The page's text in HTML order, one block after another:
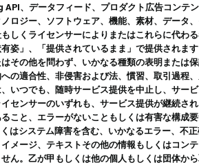
、データフィード、プロダクト広告コンテ
ロジー、ソフトウェア、機能、素材、データ
しくライセンサーによりまたはこれらに代わ
姿」、「提供されているまま」で提供されま
その他を問わず、いかなる種類の表明または
の適合性、非侵害および法、慣習、取引過程
いつでも、随時サービス提供を中止し、サー
センサーのいずれも、サービス提供が継続さ
こと、エラーがないこともしくは有害な構成
はシステム障害を含む、いかなるエラー、不
メージ、テキストその他の情報もしくはコン
ん。乙が甲もしくは他の個人もしくは団体か